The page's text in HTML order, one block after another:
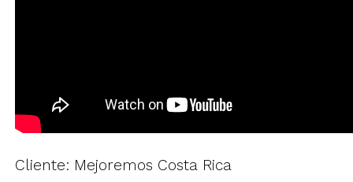
Cliente: Mejoremos Costa Rica